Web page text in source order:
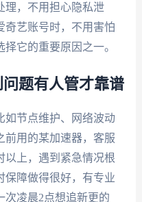
理，不用担心隐私泄
奇艺账号时，不用害怕
它的重要原因之一。
题有人管才靠谱
如节点维护、网络波动
前用的某加速器，客服
以上，遇到紧急情况根
保障做得很好，有专业
凌晨2点想追新更的